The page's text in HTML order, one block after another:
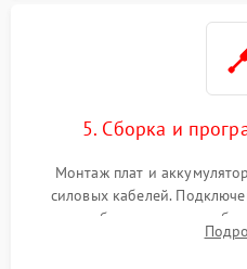
5. Сборка и
Монтаж плат и
силовых кабелей.
калибровки констант
срабатывания AVR и